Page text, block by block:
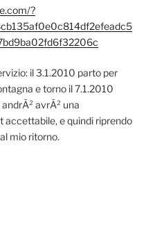
?
il 3.1.2010 parto per
e torno il 7.1.2010
avrÃ² una
accettabile, e quindi riprendo
mio ritorno.